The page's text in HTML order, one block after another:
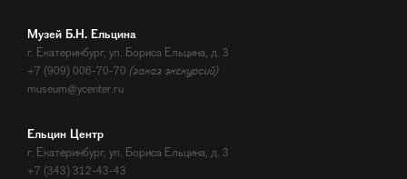
Музей Б.Н. Ельцина
г. Екатеринбург, ул. Бориса Ельцина, д. 3
+7 (909) 006-70-70 (заказ экскурсий)
museum@ycenter.ru
Ельцин Центр
г. Екатеринбург, ул. Бориса Ельцина, д. 3
+7 (343) 312-43-43